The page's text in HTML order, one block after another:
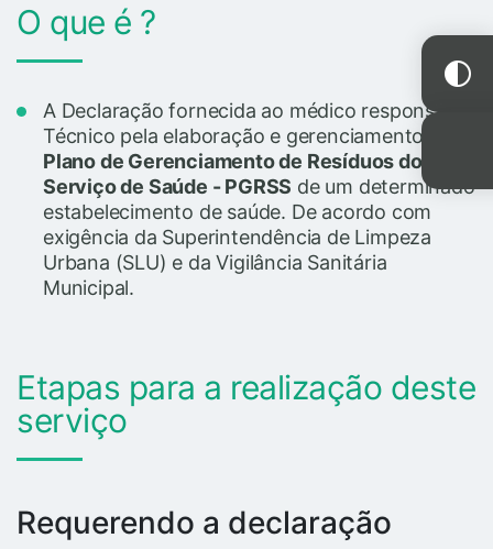
O que é ?
A Declaração fornecida ao médico responsável
Técnico pela elaboração e gerenciamento do
Plano de Gerenciamento de Resíduos do
Serviço de Saúde - PGRSS de um determinado
estabelecimento de saúde. De acordo com
exigência da Superintendência de Limpeza
Urbana (SLU) e da Vigilância Sanitária
Municipal.
Etapas para a realização deste
serviço
Requerendo a declaração